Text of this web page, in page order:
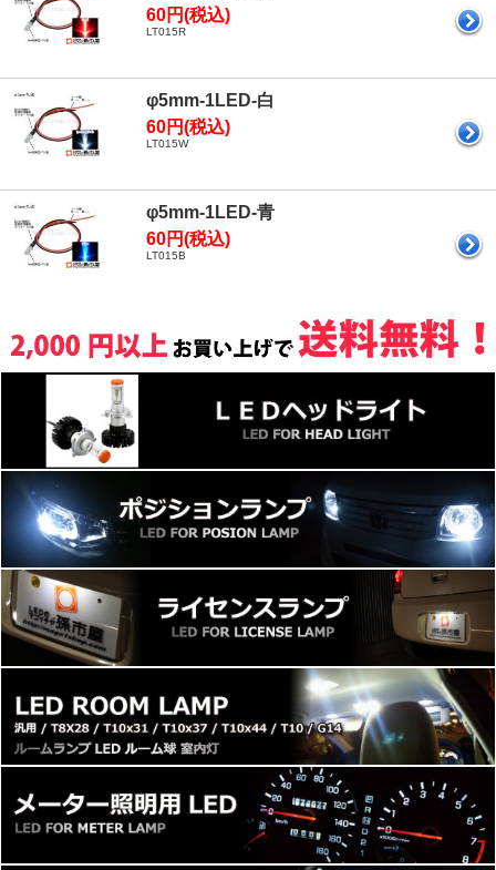
60円(税込)
LT015R
φ5mm-1LED-白
60円(税込)
LT015W
φ5mm-1LED-青
60円(税込)
LT015B